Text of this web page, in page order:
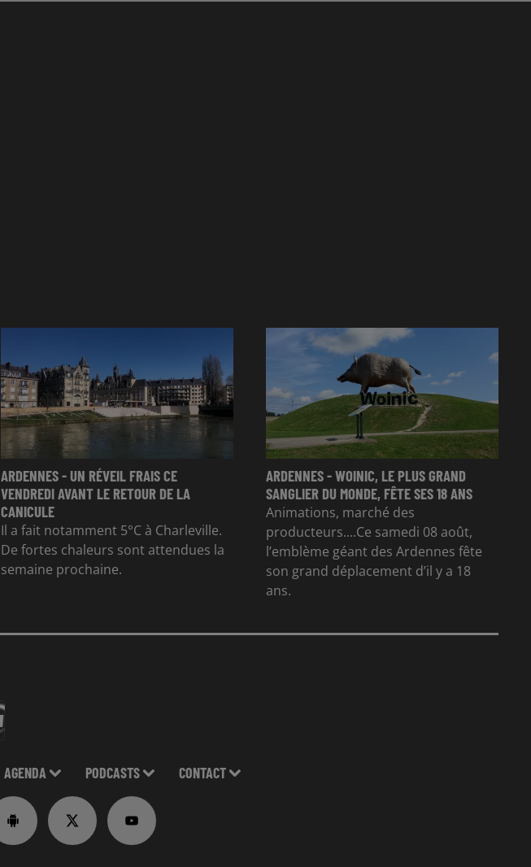
ARDENNES - UN RÉVEIL FRAIS CE
VENDREDI AVANT LE RETOUR DE LA
CANICULE
Il a fait notamment 5°C à Charleville.
De fortes chaleurs sont attendues la
semaine prochaine.
ARDENNES - WOINIC, LE PLUS GRAND
SANGLIER DU MONDE, FÊTE SES 18 ANS
Animations, marché des
producteurs....Ce samedi 08 août,
l’emblème géant des Ardennes fête
son grand déplacement d’il y a 18
ans.
AGENDA PODCASTS CONTACT